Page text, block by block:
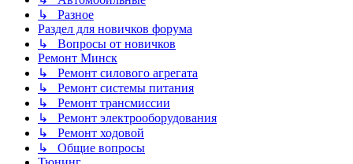
↳ Разное
Раздел для новичков форума
↳ Вопросы от новичков
Ремонт Минск
↳ Ремонт силового агрегата
↳ Ремонт системы питания
↳ Ремонт трансмиссии
↳ Ремонт электрооборудования
↳ Ремонт ходовой
↳ Общие вопросы